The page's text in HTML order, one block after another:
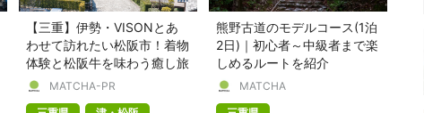
【三重】伊勢・VISONとあ
わせて訪れたい松阪市！着物
体験と松阪牛を味わう癒し旅
MATCHA-PR
熊野古道のモデルコース(1泊
2日)｜初心者～中級者まで楽
しめるルートを紹介
MATCHA